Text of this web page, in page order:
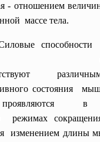
- отношением
массе тела.
способности
состояния
проявляются в
режимах
изменением длины